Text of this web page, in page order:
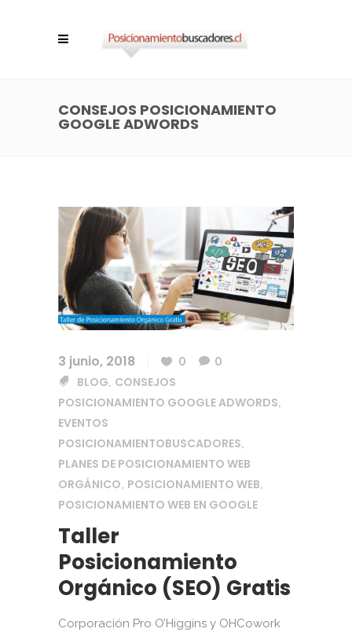
CONSEJOS POSICIONAMIENTO
GOOGLE ADWORDS
3 junio, 2018 0
0
BLOG, CONSEJOS
POSICIONAMIENTO GOOGLE ADWORDS,
EVENTOS
POSICIONAMIENTOBUSCADORES,
PLANES DE POSICIONAMIENTO WEB
ORGÁNICO, POSICIONAMIENTO WEB,
POSICIONAMIENTO WEB EN GOOGLE
Taller
Posicionamiento
Orgánico (SEO) Gratis
Corporación Pro O’Higgins y OHCowork